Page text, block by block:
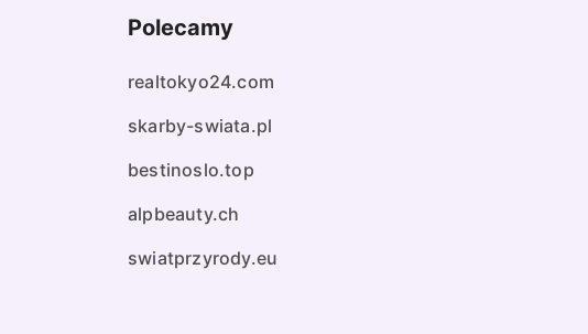
Polecamy
realtokyo24.com
skarby-swiata.pl
bestinoslo.top
alpbeauty.ch
swiatprzyrody.eu